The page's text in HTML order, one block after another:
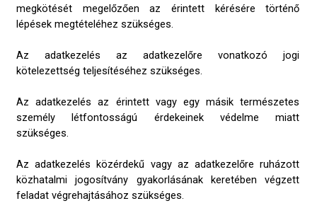
megkötését megelőzően az érintett kérésére történő
lépések megtételéhez szükséges.
Az adatkezelés az adatkezelőre vonatkozó jogi
kötelezettség teljesítéséhez szükséges.
Az adatkezelés az érintett vagy egy másik természetes
személy létfontosságú érdekeinek védelme miatt
szükséges.
Az adatkezelés közérdekű vagy az adatkezelőre ruházott
közhatalmi jogosítvány gyakorlásának keretében végzett
feladat végrehajtásához szükséges.